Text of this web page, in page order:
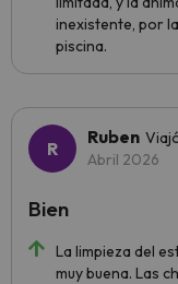
inexistente, por
piscina.
Ruben
Abril 2026
La limpieza del
muy buena. Las
Bien